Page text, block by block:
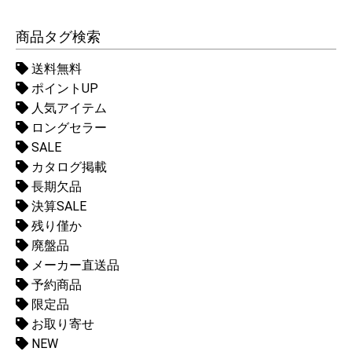
商品タグ検索
送料無料
ポイントUP
人気アイテム
ロングセラー
SALE
カタログ掲載
長期欠品
決算SALE
残り僅か
廃盤品
メーカー直送品
予約商品
限定品
お取り寄せ
NEW